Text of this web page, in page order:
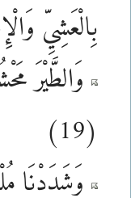
بِالْعَشِيِّ
وَالطَّيْرَ
(19)
وَشَدَدْنَا